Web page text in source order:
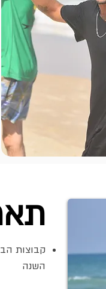
קבוצות
השנה